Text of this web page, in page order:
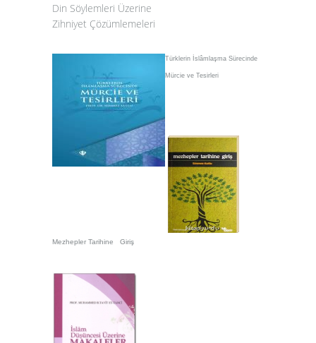
Din Söylemleri Üzerine
Zihniyet Çözümlemeleri
Türklerin İslâmlaşma Sürecinde
Mürcie ve Tesirleri
Mezhepler Tarihine Giriş